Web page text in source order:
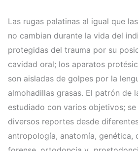
Las rugas palatinas al igual que
no cambian durante la vida del
protegidas del trauma por su
cavidad oral; los aparatos
son aisladas de golpes por la
almohadillas grasas. El patrón de
estudiado con varios objetivos;
diversos reportes desde
antropología, anatomía, genética,